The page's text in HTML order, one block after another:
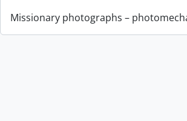
Missionary photographs –